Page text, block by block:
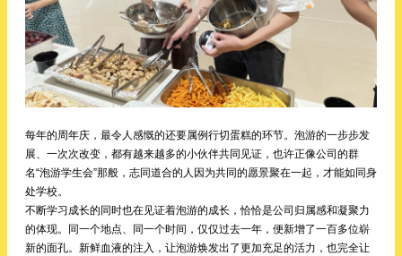
每年的周年庆，最令人感慨的还要属例行切蛋糕的环节。泡游的一步步发
展、一次次改变，都有越来越多的小伙伴共同见证，也许正像公司的群
名“泡游学生会”那般，志同道合的人因为共同的愿景聚在一起，才能如同身
处学校。
不断学习成长的同时也在见证着泡游的成长，恰恰是公司归属感和凝聚力
的体现。同一个地点、同一个时间，仅仅过去一年，便新增了一百多位崭
新的面孔。新鲜血液的注入，让泡游焕发出了更加充足的活力，也完全让